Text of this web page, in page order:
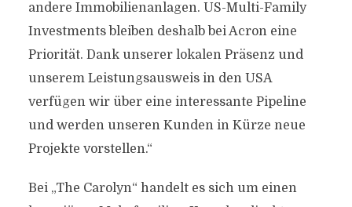
andere Immobilienanlagen. US-Multi-Family
Investments bleiben deshalb bei Acron eine
Priorität. Dank unserer lokalen Präsenz und
unserem Leistungsausweis in den USA
verfügen wir über eine interessante Pipeline
und werden unseren Kunden in Kürze neue
Projekte vorstellen.“
Bei „The Carolyn“ handelt es sich um einen